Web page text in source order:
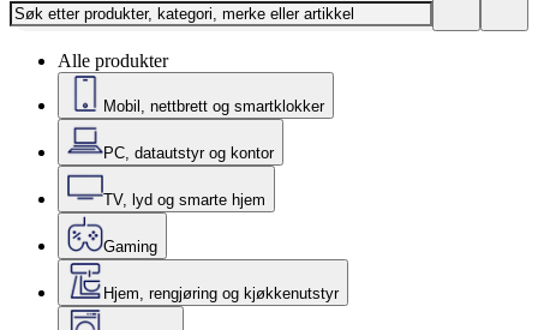
Alle produkter
Mobil, nettbrett og smartklokker
PC, datautstyr og kontor
TV, lyd og smarte hjem
Gaming
Hjem, rengjøring og kjøkkenutstyr